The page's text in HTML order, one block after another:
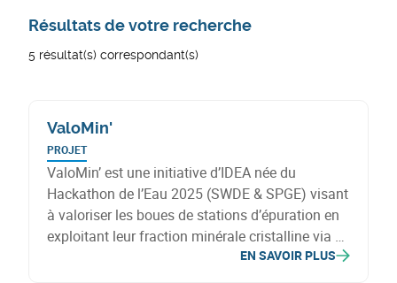
Résultats de votre recherche
5 résultat(s) correspondant(s)
ValoMin'
PROJET
ValoMin’ est une initiative d’IDEA née du
Hackathon de l’Eau 2025 (SWDE & SPGE) visant
à valoriser les boues de stations d’épuration en
exploitant leur fraction minérale cristalline via de
EN SAVOIR PLUS